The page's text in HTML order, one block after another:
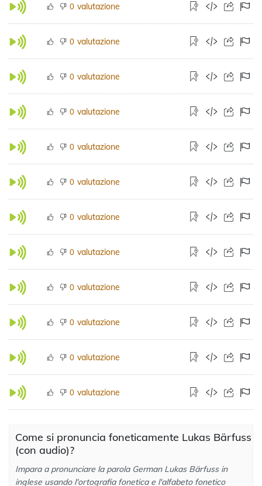
0 valutazione
0 valutazione
0 valutazione
0 valutazione
0 valutazione
0 valutazione
0 valutazione
0 valutazione
0 valutazione
0 valutazione
0 valutazione
0 valutazione
Come si pronuncia foneticamente Lukas Bärfuss
(con audio)?
Impara a pronunciare la parola German Lukas Bärfuss in
inglese usando l'ortografia fonetica e l'alfabeto fonetico